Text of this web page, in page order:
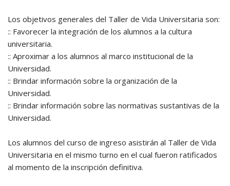
Los objetivos generales del Taller de Vida Universitaria son:
:: Favorecer la integración de los alumnos a la cultura
universitaria.
:: Aproximar a los alumnos al marco institucional de la
Universidad.
:: Brindar información sobre la organización de la
Universidad.
:: Brindar información sobre las normativas sustantivas de la
Universidad.
Los alumnos del curso de ingreso asistirán al Taller de Vida
Universitaria en el mismo turno en el cual fueron ratificados
al momento de la inscripción definitiva.